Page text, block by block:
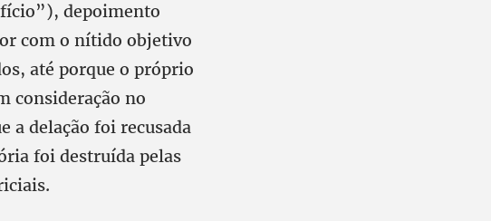
depoimento
com o nítido objetivo
até porque o próprio
consideração no
a delação foi recusada
foi destruída pelas